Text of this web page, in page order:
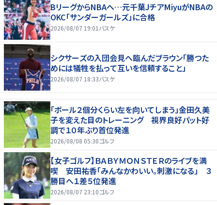
BリーグからNBAへ…元千葉JチアMiyuがNBAの
OKC「サンダーガールズ」に合格
2026/08/07 19:01 バスケ
シクサーズの入団会見へ臨んだブラウン「勝つた
めには犠牲を払って互いを信頼すること」
2026/08/07 18:33バスケ
「ボール２個分くらい左を向いてしまう」金田久美
子を変えた目のトレーニング 視界良好パット好
調で１０年ぶり首位発進
2026/08/08 05:30ゴルフ
【女子ゴルフ】ＢＡＢＹＭＯＮＳＴＥＲのライブを満
喫 安田祐香「みんなかわいい。刺激になる」 ３
勝目へ１差５位発進
2026/08/07 23:10ゴルフ